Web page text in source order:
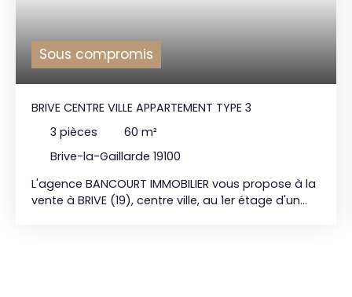
Sous compromis
BRIVE CENTRE VILLE APPARTEMENT TYPE 3
3 pièces 60 m²
Brive-la-Gaillarde 19100
L'agence BANCOURT IMMOBILIER vous propose à la
vente à BRIVE (19), centre ville, au 1er étage d'un